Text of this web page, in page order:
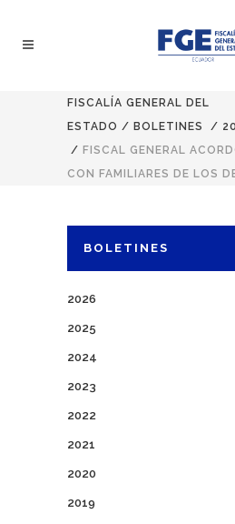
FISCALÍA GENERAL DEL
ESTADO / BOLETINES /
/ FISCAL GENERAL
CON FAMILIARES DE LOS
BOLETINES
2026
2025
2024
2023
2022
2021
2020
2019